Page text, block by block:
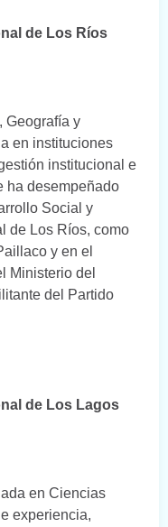
de Los Ríos
Geografía y
en instituciones
institucional e
ha desempeñado
Social y
de Los Ríos, como
y en el
Ministerio del
del Partido
de Los Lagos
en Ciencias
experiencia,